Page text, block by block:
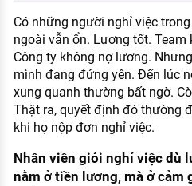
Xu hướng việc làm
XÂY DỰNG VÀ PHÁT TRIỂN
NHÂN SỰ
TUYỂN DỤNG VIỆC LÀM
Có những người nghỉ việc
ngoài vẫn ổn. Lương tốt. Team
Công ty không nợ lương.
mình đang đứng yên. Đến lúc
xung quanh thường bất ngờ.
Thật ra, quyết định đó thường
khi họ nộp đơn nghỉ việc.
Nhân viên giỏi nghỉ việc dù
nằm ở tiền lương, mà ở cảm